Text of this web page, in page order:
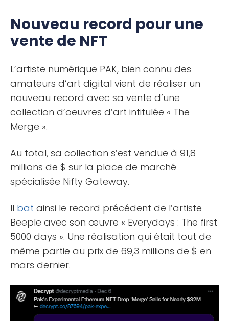
Nouveau record pour une
vente de NFT
L’artiste numérique PAK, bien connu des
amateurs d’art digital vient de réaliser un
nouveau record avec sa vente d’une
collection d’oeuvres d’art intitulée « The
Merge ».
Au total, sa collection s’est vendue à 91,8
millions de $ sur la place de marché
spécialisée Nifty Gateway.
Il bat ainsi le record précédent de l’artiste
Beeple avec son œuvre « Everydays : The first
5000 days ». Une réalisation qui était tout de
même partie au prix de 69,3 millions de $ en
mars dernier.